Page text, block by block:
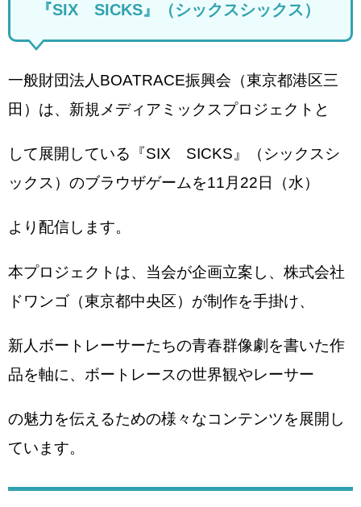
『SIX SICKS』（シックスシックス）
一般財団法人BOATRACE振興会（東京都港区三
田）は、新規メディアミックスプロジェクトと
して展開している『SIX SICKS』（シックスシ
ックス）のブラウザゲームを11月22日（水）
より配信します。
本プロジェクトは、当会が企画立案し、株式会社
ドワンゴ（東京都中央区）が制作を手掛け、
新人ボートレーサーたちの青春群像劇を書いた作
品を軸に、ボートレースの世界観やレーサー
の魅力を伝えるための様々なコンテンツを展開し
ています。